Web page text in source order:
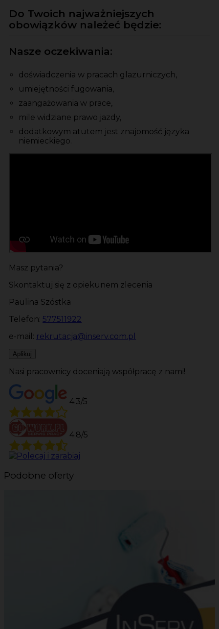
Do Twoich najważniejszych
obowiązków należeć będzie:
Nasze oczekiwania:
doświadczenia w pracach glazurniczych,
umiejętności fugowania,
zaangażowania w prace,
mile widziane prawo jazdy,
dodatkowym atutem jest znajomość języka
niemieckiego.
Masz pytania?
Skontaktuj się z opiekunem zlecenia
Paulina Szóstka
Telefon: 577511922
e-mail: rekrutacja@inserv.com.pl
Aplikuj
Nasi pracownicy doceniają współpracę z nami!
4.3/5
4.8/5
Podobne oferty